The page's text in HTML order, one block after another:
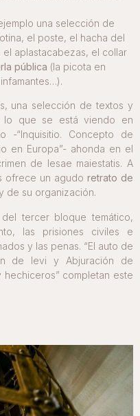
una selección de
el poste, el hacha del
el aplastacabezas, el collar
pública (la picota en
una selección de textos y
lo que se está viendo en
-“Inquisitio. Concepto de
en Europa”- ahonda en el
de lesae maiestatis. A
ofrece un agudo retrato de
de su organización.
tercer bloque temático,
las prisiones civiles e
y las penas. “El auto de
de levi y Abjuración de
completan este